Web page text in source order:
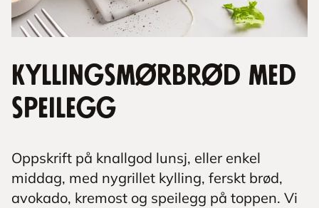
Kyllingsmørbrød med
speilegg
Oppskrift på knallgod lunsj, eller enkel
middag, med nygrillet kylling, ferskt brød,
avokado, kremost og speilegg på toppen. Vi